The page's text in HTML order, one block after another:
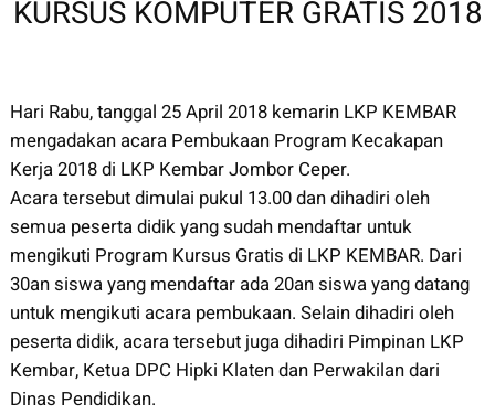
KURSUS KOMPUTER GRATIS 2018
Hari Rabu, tanggal 25 April 2018 kemarin LKP KEMBAR
mengadakan acara Pembukaan Program Kecakapan
Kerja 2018 di LKP Kembar Jombor Ceper.
Acara tersebut dimulai pukul 13.00 dan dihadiri oleh
semua peserta didik yang sudah mendaftar untuk
mengikuti Program Kursus Gratis di LKP KEMBAR. Dari
30an siswa yang mendaftar ada 20an siswa yang datang
untuk mengikuti acara pembukaan. Selain dihadiri oleh
peserta didik, acara tersebut juga dihadiri Pimpinan LKP
Kembar, Ketua DPC Hipki Klaten dan Perwakilan dari
Dinas Pendidikan.